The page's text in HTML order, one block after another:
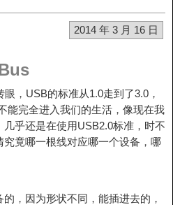
2014 年 3 月 16 日
，USB的标准从1.0走到了3.0，
能完全进入我们的生活，像现在我
乎还是在使用USB2.0标准，时不
竟哪一根线对应哪一个设备，哪
，因为形状不同，能插进去的，